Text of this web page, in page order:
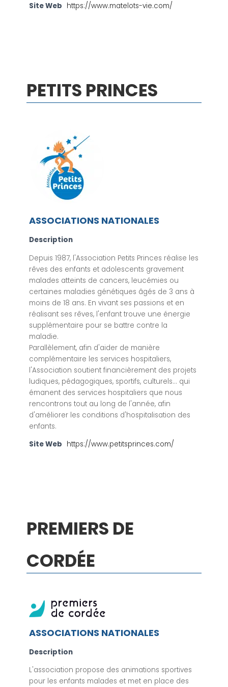
Site Web https://www.matelots-vie.com/
PETITS PRINCES
ASSOCIATIONS NATIONALES
Description
Depuis 1987, l'Association Petits Princes réalise les
rêves des enfants et adolescents gravement
malades atteints de cancers, leucémies ou
certaines maladies génétiques âgés de 3 ans à
moins de 18 ans. En vivant ses passions et en
réalisant ses rêves, l'enfant trouve une énergie
supplémentaire pour se battre contre la
maladie.
Parallèlement, afin d'aider de manière
complémentaire les services hospitaliers,
l'Association soutient financièrement des projets
ludiques, pédagogiques, sportifs, culturels... qui
émanent des services hospitaliers que nous
rencontrons tout au long de l'année, afin
d'améliorer les conditions d'hospitalisation des
enfants.
Site Web https://www.petitsprinces.com/
PREMIERS DE
CORDÉE
ASSOCIATIONS NATIONALES
Description
L'association propose des animations sportives
pour les enfants malades et met en place des